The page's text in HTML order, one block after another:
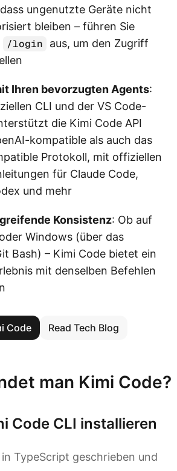
ungenutzte Geräte nicht
bleiben – führen Sie
/login
aus, um den Zugriff
Ihren bevorzugten Agents:
CLI und der VS Code-
die Kimi Code API
kompatible als auch das
Protokoll, mit offiziellen
für Claude Code,
und mehr
Konsistenz: Ob auf
Windows (über das
Bash) – Kimi Code bietet ein
mit denselben Befehlen
Code Read Tech Blog
man Kimi Code?
Code CLI installieren
TypeScript geschrieben und